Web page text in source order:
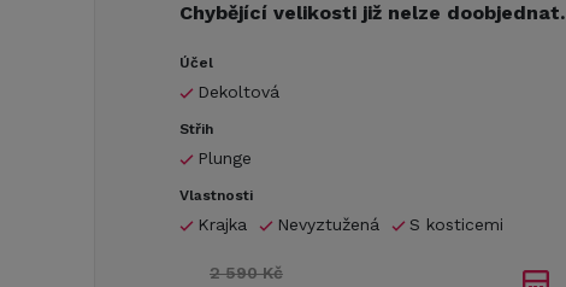
Chybějící velikosti již nelze doobjednat.
Účel
Dekoltová
Střih
Plunge
Vlastnosti
Krajka Nevyztužená S kosticemi
2 590 Kč